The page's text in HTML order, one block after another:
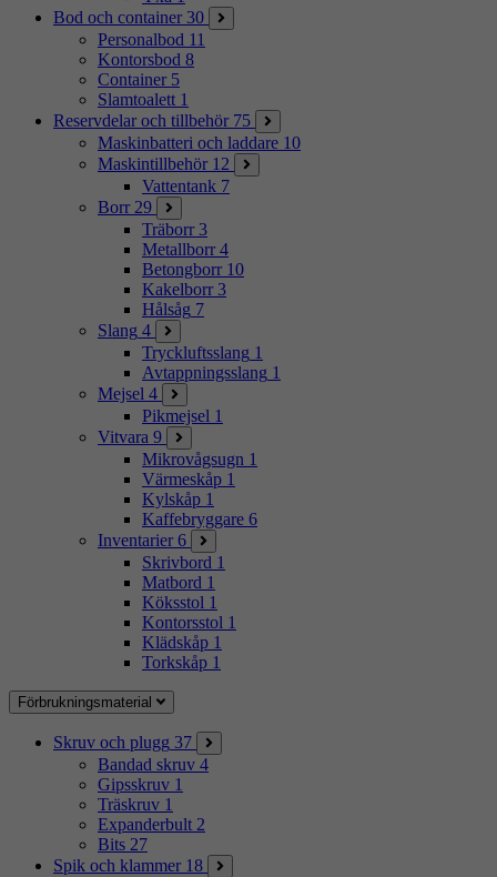
Bod och container 30
Personalbod 11
Kontorsbod 8
Container 5
Slamtoalett 1
Reservdelar och tillbehör 75
Maskinbatteri och laddare 10
Maskintillbehör 12
Vattentank 7
Borr 29
Träborr 3
Metallborr 4
Betongborr 10
Kakelborr 3
Hålsåg 7
Slang 4
Tryckluftsslang 1
Avtappningsslang 1
Mejsel 4
Pikmejsel 1
Vitvara 9
Mikrovågsugn 1
Värmeskåp 1
Kylskåp 1
Kaffebryggare 6
Inventarier 6
Skrivbord 1
Matbord 1
Köksstol 1
Kontorsstol 1
Klädskåp 1
Torkskåp 1
Förbrukningsmaterial
Skruv och plugg 37
Bandad skruv 4
Gipsskruv 1
Träskruv 1
Expanderbult 2
Bits 27
Spik och klammer 18